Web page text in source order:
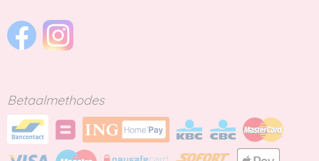
Betaalmethodes